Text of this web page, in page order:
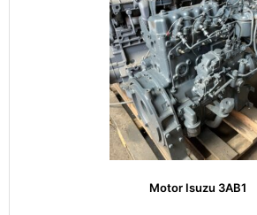
Motor Isuzu 3AB1